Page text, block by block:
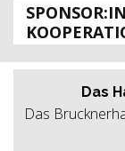
Das
Das